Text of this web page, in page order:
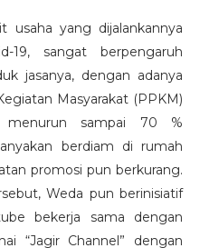
usaha yang dijalankannya
19, sangat berpengaruh
jasanya, dengan adanya
Masyarakat (PPKM)
menurun sampai 70 %
berdiam di rumah
promosi pun berkurang.
Weda pun berinisiatif
bekerja sama dengan
“Jagir Channel” dengan